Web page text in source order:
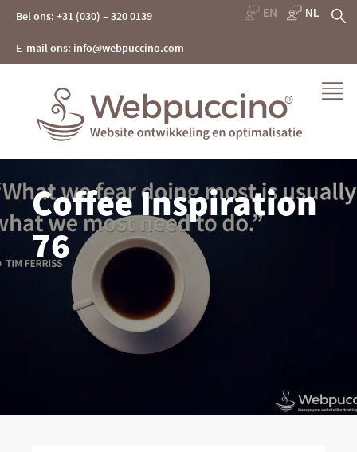
content
Bel ons: +31 (030) – 320 0139
E-mail ons: info@webpuccino.com
Je website beheren alsof je koffie drinkt
Coffee Inspiration
76